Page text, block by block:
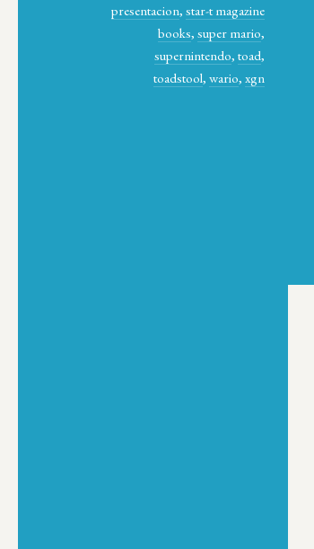
presentacion,star-t magazine
books,super mario,
supernintendo,toad,
toadstool,wario,xgn